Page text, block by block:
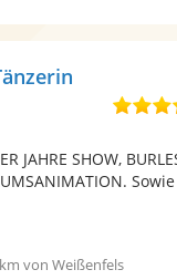
SHOW,
von Weißenfels